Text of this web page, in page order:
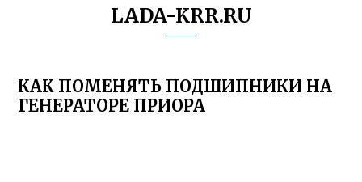
LADA-KRR.RU
КАК ПОМЕНЯТЬ ПОДШИПНИКИ НА
ГЕНЕРАТОРЕ ПРИОРА